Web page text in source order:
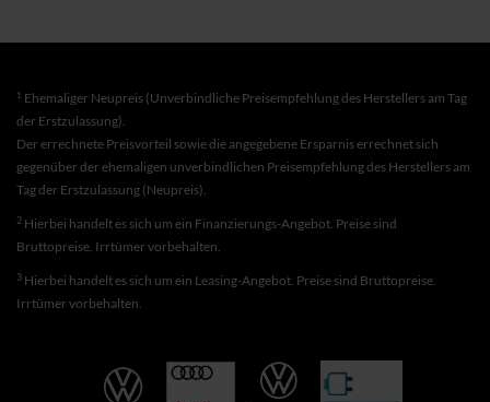
1 Ehemaliger Neupreis (Unverbindliche Preisempfehlung des Herstellers am Tag
der Erstzulassung).
Der errechnete Preisvorteil sowie die angegebene Ersparnis errechnet sich
gegenüber der ehemaligen unverbindlichen Preisempfehlung des Herstellers am
Tag der Erstzulassung (Neupreis).
2 Hierbei handelt es sich um ein Finanzierungs-Angebot. Preise sind
Bruttopreise. Irrtümer vorbehalten.
3 Hierbei handelt es sich um ein Leasing-Angebot. Preise sind Bruttopreise.
Irrtümer vorbehalten.